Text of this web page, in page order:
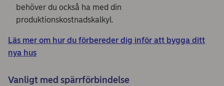
behöver du också ha med din
produktionskostnadskalkyl.
Läs mer om hur du förbereder dig inför att bygga ditt
nya hus
Vanligt med spärrförbindelse